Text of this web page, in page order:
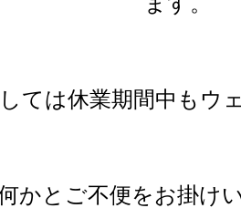
ては休業期間中もウ
かとご不便をお掛け